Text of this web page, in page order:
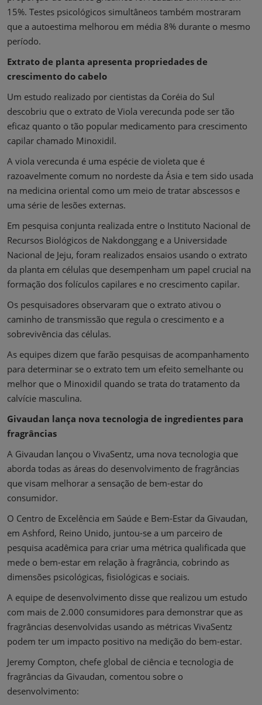
15%. Testes psicológicos simultâneos também mostraram
que a autoestima melhorou em média 8% durante o mesmo
período.
Extrato de planta apresenta propriedades de
crescimento do cabelo
Um estudo realizado por cientistas da Coréia do Sul
descobriu que o extrato de Viola verecunda pode ser tão
eficaz quanto o tão popular medicamento para crescimento
capilar chamado Minoxidil.
A viola verecunda é uma espécie de violeta que é
razoavelmente comum no nordeste da Ásia e tem sido usada
na medicina oriental como um meio de tratar abscessos e
uma série de lesões externas.
Em pesquisa conjunta realizada entre o Instituto Nacional de
Recursos Biológicos de Nakdonggang e a Universidade
Nacional de Jeju, foram realizados ensaios usando o extrato
da planta em células que desempenham um papel crucial na
formação dos folículos capilares e no crescimento capilar.
Os pesquisadores observaram que o extrato ativou o
caminho de transmissão que regula o crescimento e a
sobrevivência das células.
As equipes dizem que farão pesquisas de acompanhamento
para determinar se o extrato tem um efeito semelhante ou
melhor que o Minoxidil quando se trata do tratamento da
calvície masculina.
Givaudan lança nova tecnologia de ingredientes para
fragrâncias
A Givaudan lançou o VivaSentz, uma nova tecnologia que
aborda todas as áreas do desenvolvimento de fragrâncias
que visam melhorar a sensação de bem-estar do
consumidor.
O Centro de Excelência em Saúde e Bem-Estar da Givaudan,
em Ashford, Reino Unido, juntou-se a um parceiro de
pesquisa acadêmica para criar uma métrica qualificada que
mede o bem-estar em relação à fragrância, cobrindo as
dimensões psicológicas, fisiológicas e sociais.
A equipe de desenvolvimento disse que realizou um estudo
com mais de 2.000 consumidores para demonstrar que as
fragrâncias desenvolvidas usando as métricas VivaSentz
podem ter um impacto positivo na medição do bem-estar.
Jeremy Compton, chefe global de ciência e tecnologia de
fragrâncias da Givaudan, comentou sobre o
desenvolvimento: